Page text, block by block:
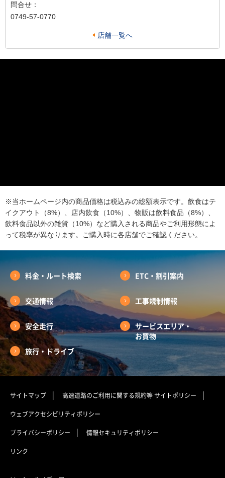
問合せ：
0749-57-0770
店舗一覧へ
※当ホームページ内の商品価格は税込みの総額表示です。飲食はテ
イクアウト（8%）、店内飲食（10%）、物販は飲料食品（8%）、
飲料食品以外の雑貨（10%）など購入される商品やご利用形態によ
って税率が異なります。ご購入時に各店舗でご確認ください。
料金・ルート検索 ETC・割引案内
交通情報 工事規制情報
安全走行
サービスエリア・
お買物
旅行・ドライブ
サイトマップ 高速道路のご利用に関する規約等サイトポリシー
ウェブアクセシビリティポリシー
プライバシーポリシー 情報セキュリティポリシー
リンク